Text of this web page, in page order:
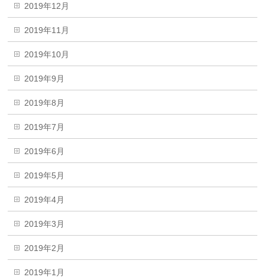
2019年12月
2019年11月
2019年10月
2019年9月
2019年8月
2019年7月
2019年6月
2019年5月
2019年4月
2019年3月
2019年2月
2019年1月